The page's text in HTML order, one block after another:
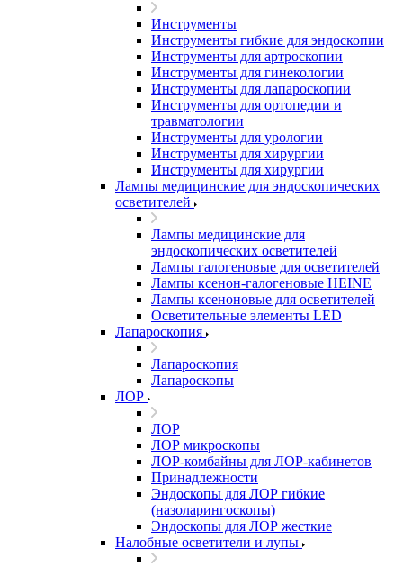
Инструменты
Инструменты гибкие для эндоскопии
Инструменты для артроскопии
Инструменты для гинекологии
Инструменты для лапароскопии
Инструменты для ортопедии и
травматологии
Инструменты для урологии
Инструменты для хирургии
Инструменты для хирургии
Лампы медицинские для эндоскопических
осветителей
Лампы медицинские для
эндоскопических осветителей
Лампы галогеновые для осветителей
Лампы ксенон-галогеновые HEINE
Лампы ксеноновые для осветителей
Осветительные элементы LED
Лапароскопия
Лапароскопия
Лапароскопы
ЛОР
ЛОР
ЛОР микроскопы
ЛОР-комбайны для ЛОР-кабинетов
Принадлежности
Эндоскопы для ЛОР гибкие
(назоларингоскопы)
Эндоскопы для ЛОР жесткие
Налобные осветители и лупы